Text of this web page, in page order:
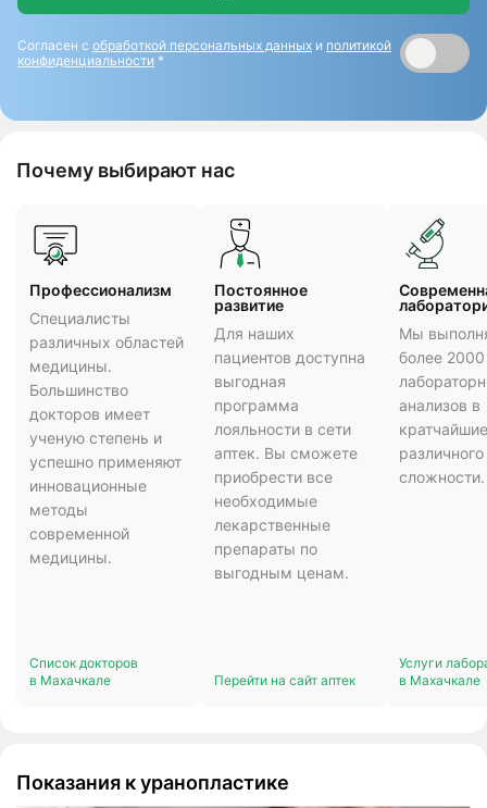
Согласен с обработкой персональных данных и политикой
конфиденциальности *
Почему выбирают нас
Профессионализм
Специалисты
различных областей
медицины.
Большинство
докторов имеет
ученую степень и
успешно применяют
инновационные
методы
современной
медицины.
Список докторов
в Махачкале
Постоянное
развитие
Для наших
пациентов доступна
выгодная
программа
лояльности в сети
аптек. Вы сможете
приобрести все
необходимые
лекарственные
препараты по
выгодным ценам.
Перейти на сайт аптек
Мы
более
анализов в
сложности.
Услуги
в Махачкале
Показания к уранопластике